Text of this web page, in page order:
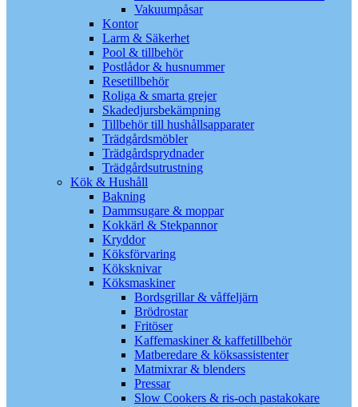
Vakuumpåsar
Kontor
Larm & Säkerhet
Pool & tillbehör
Postlådor & husnummer
Resetillbehör
Roliga & smarta grejer
Skadedjursbekämpning
Tillbehör till hushållsapparater
Trädgårdsmöbler
Trädgårdsprydnader
Trädgårdsutrustning
Kök & Hushåll
Bakning
Dammsugare & moppar
Kokkärl & Stekpannor
Kryddor
Köksförvaring
Köksknivar
Köksmaskiner
Bordsgrillar & våffeljärn
Brödrostar
Fritöser
Kaffemaskiner & kaffetillbehör
Matberedare & köksassistenter
Matmixrar & blenders
Pressar
Slow Cookers & ris-och pastakokare